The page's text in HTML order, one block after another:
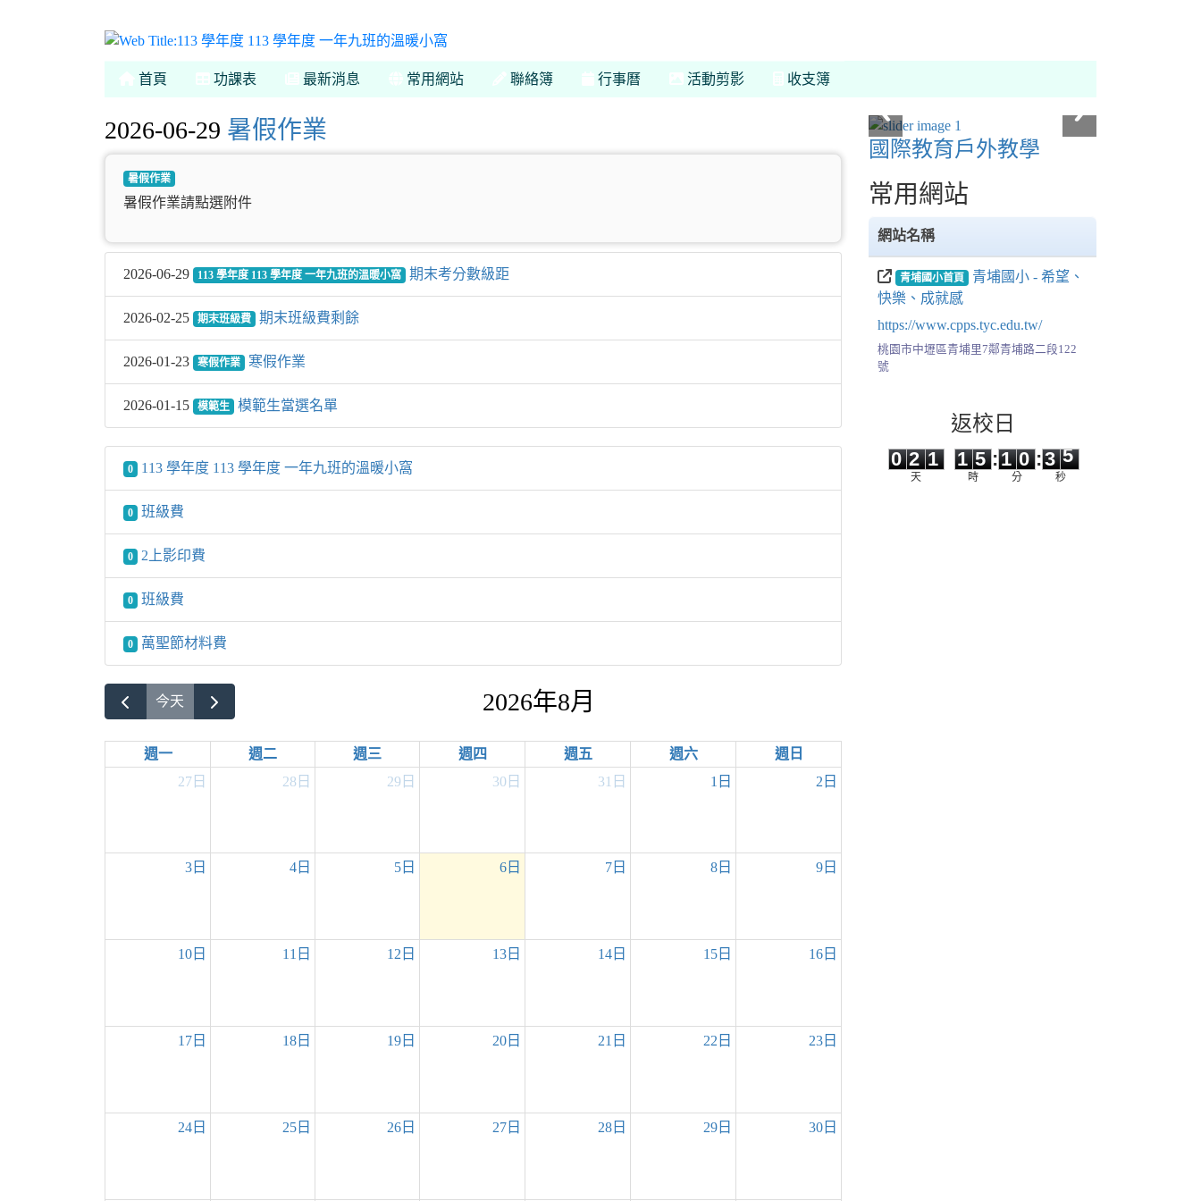
首頁 功課表 最新消息 常用網站 聯絡簿 行事曆 活動剪影 收支簿
2026-06-29 暑假作業
暑假作業
暑假作業請點選附件
2026-06-29 113 學年度 113 學年度 一年九班的溫暖小窩 期末考分數級距
2026-02-25 期末班級費 期末班級費剩餘
2026-01-23 寒假作業 寒假作業
2026-01-15 模範生 模範生當選名單
0 113 學年度 113 學年度 一年九班的溫暖小窩
0 班級費
0 2上影印費
0 班級費
0 萬聖節材料費
今天 2026年8月
週一 週二 週三 週四 週五 週六
週日
27日
28日 29日 30日 31日 1日 2日
3日 4日 5日 6日 7日 8日 9日
10日 11日 12日 13日 14日 15日 16日
17日 18日 19日 20日 21日 22日 23日
24日 25日 26日 27日 28日 29日 30日
國際教育戶外教學
常用網站
網站名稱
青埔國小首頁
青埔國小 - 希望、
快樂、成就感
https://www.cpps.tyc.edu.tw/
桃園市中壢區青埔里7鄰青埔路二段122
號
返校日
0 2 1
天
1
1
5
5
時
:
1
1 0
分
:3 5
秒